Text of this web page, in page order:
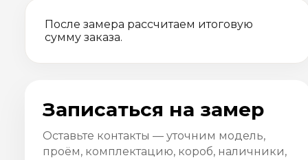
После замера рассчитаем итоговую
сумму заказа.
Записаться на замер
Оставьте контакты — уточним модель,
проём, комплектацию, короб, наличники,